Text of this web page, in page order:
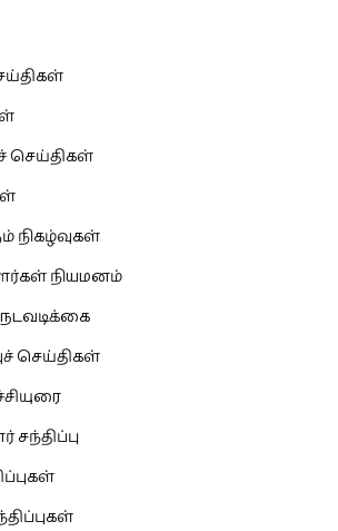
செய்திகள்
நிகழ்வுகள்
நியமனம்
செய்திகள்
சந்திப்பு